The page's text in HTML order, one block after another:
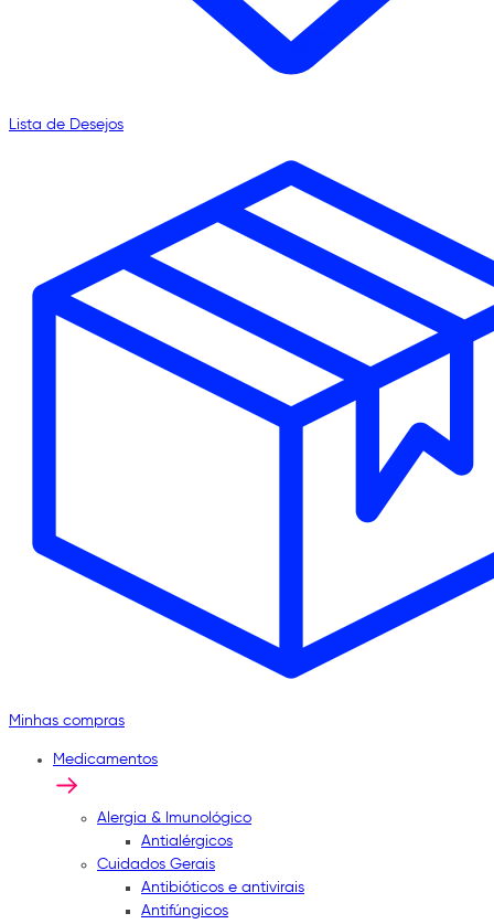
Lista de Desejos
Minhas compras
Medicamentos
Alergia & Imunológico
Antialérgicos
Cuidados Gerais
Antibióticos e antivirais
Antifúngicos